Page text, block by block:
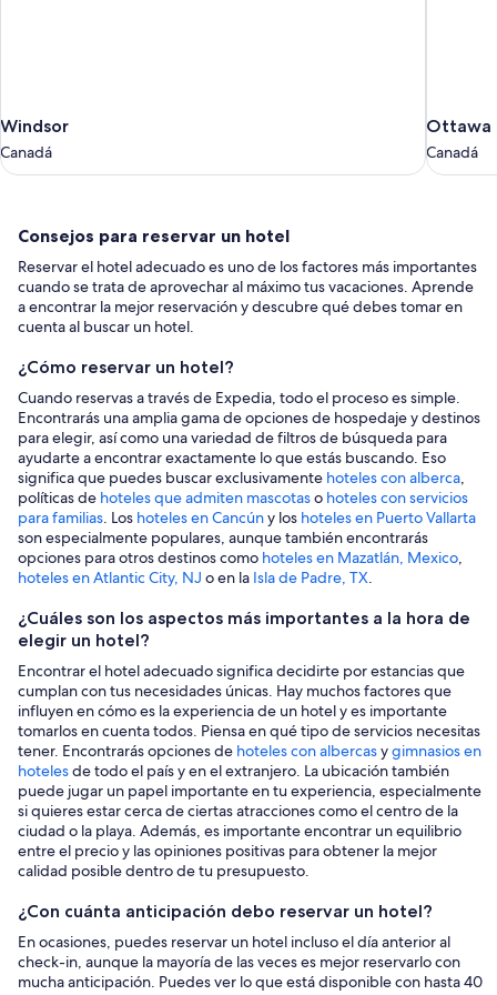
Windsor
Canadá
Windsor
Canadá
Ottawa
Canadá
Ottawa
Canadá
Consejos
reservar
un
hotel
Consejos para reservar un hotel
Reservar el hotel adecuado es uno de los factores más importantes
cuando se trata de aprovechar al máximo tus vacaciones. Aprende
a encontrar la mejor reservación y descubre qué debes tomar en
cuenta al buscar un hotel.
¿Cómo reservar un hotel?
Cuando reservas a través de Expedia, todo el proceso es simple.
Encontrarás una amplia gama de opciones de hospedaje y destinos
para elegir, así como una variedad de filtros de búsqueda para
ayudarte a encontrar exactamente lo que estás buscando. Eso
significa que puedes buscar exclusivamente hoteles con alberca,
políticas de hoteles que admiten mascotaso hoteles con servicios
para familias. Los hoteles en Cancúny los hoteles en Puerto Vallarta
son especialmente populares, aunque también encontrarás
opciones para otros destinos como hoteles en Mazatlán, Mexico,
hoteles en Atlantic City, NJ o en la Isla de Padre, TX.
¿Cuáles son los aspectos más importantes a la hora de
elegir un hotel?
Encontrar el hotel adecuado significa decidirte por estancias que
cumplan con tus necesidades únicas. Hay muchos factores que
influyen en cómo es la experiencia de un hotel y es importante
tomarlos en cuenta todos. Piensa en qué tipo de servicios necesitas
tener. Encontrarás opciones de hoteles con albercasygimnasios en
hotelesde todo el país y en el extranjero. La ubicación también
puede jugar un papel importante en tu experiencia, especialmente
si quieres estar cerca de ciertas atracciones como el centro de la
ciudad o la playa. Además, es importante encontrar un equilibrio
entre el precio y las opiniones positivas para obtener la mejor
calidad posible dentro de tu presupuesto.
¿Con cuánta anticipación debo reservar un hotel?
En ocasiones, puedes reservar un hotel incluso el día anterior al
check-in, aunque la mayoría de las veces es mejor reservarlo con
mucha anticipación. Puedes ver lo que está disponible con hasta 40